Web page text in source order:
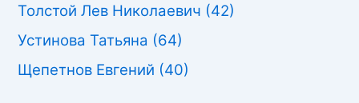
Толстой Лев Николаевич (42)
Устинова Татьяна (64)
Щепетнов Евгений (40)